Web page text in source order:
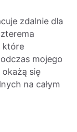
zdalnie dla
które
mojego
się
na całym